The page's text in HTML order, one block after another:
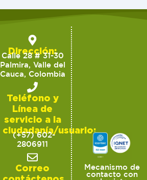
Dirección:
Calle 28 # 31-30
Palmira, Valle del
Cauca, Colombia
Teléfono y
Línea de
servicio a la
ciudadanía/usuario:
(+57) 602-
2806911
Correo
Mecanismo de
contacto con